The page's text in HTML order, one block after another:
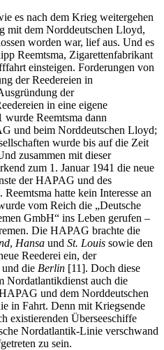
es nach dem Krieg weitergehen
mit dem Norddeutschen Lloyd,
worden war, lief aus. Und es
Reemtsma, Zigarettenfabrikant
einsteigen. Forderungen von
der Reedereien in
der
in eine eigene
wurde Reemtsma dann
und beim Norddeutschen Lloyd;
wurde bis auf die Zeit
zusammen mit dieser
zum 1. Januar 1941 die neue
der HAPAG und des
hatte kein Interesse an
vom Reich die „Deutsche
GmbH“ ins Leben gerufen –
Die HAPAG brachte die
, Hansa und St. Louis sowie den
Reederei ein, der
und die Berlin [11]. Doch diese
Nordatlantikdienst auch die
und dem Norddeutschen
in Fahrt. Denn mit Kriegsende
existierenden Überseeschiffe
Nordatlantik-Linie verschwand
zu sein.